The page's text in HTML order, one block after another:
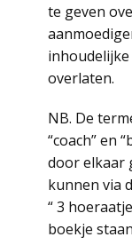
te geven
inhoudelijke
overlaten.
NB. De
“coach” en
door elkaar
kunnen via
“ 3
boekje